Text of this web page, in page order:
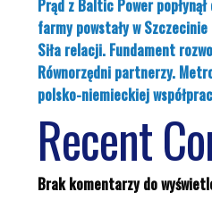
Prąd z Baltic Power
farmy powstały w Szczecinie
Siła relacji. Fundament
Równorzędni partnerzy.
polsko-niemieckiej
Recent
Brak komentarzy do